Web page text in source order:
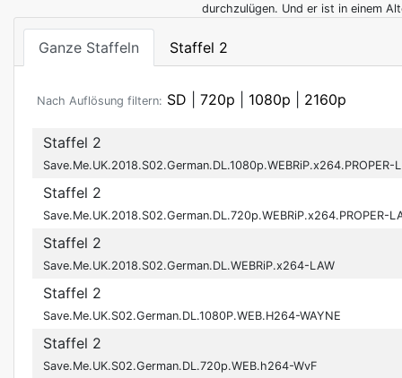
durchzulügen. Und er ist in einem
Ganze Staffeln Staffel 2
Nach Auflösung filtern: SD 720p 1080p 2160p
Staffel 2
Save.Me.UK.2018.S02.German.DL.1080p.WEBRiP.x264.PROPER-
Staffel 2
Save.Me.UK.2018.S02.German.DL.720p.WEBRiP.x264.PROPER-
Staffel 2
Save.Me.UK.2018.S02.German.DL.WEBRiP.x264-LAW
Staffel 2
Save.Me.UK.S02.German.DL.1080P.WEB.H264-WAYNE
Staffel 2
Save.Me.UK.S02.German.DL.720p.WEB.h264-WvF